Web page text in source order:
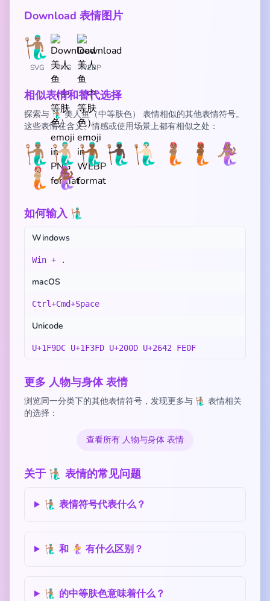
Download 表情图片
SVG PNG WEBP
相似表情和替代选择
探索与 🧜🏽‍♂️ 美人鱼（中等肤色） 表情相似的其他表情符号。
这些表情在含义、情感或使用场景上都有相似之处：
🧜🏽‍♂️🧜🏼‍♂️🧜🏾‍♂️🧜🏿‍♂️ 🧜🏻‍♂️ 🧜🏽 🧜🏾 🧜🏽‍♀️
🧜🏼🧜🏾‍♀️
如何输入 🧜🏽‍♂️
Windows
Win + .
macOS
Ctrl+Cmd+Space
Unicode
U+1F9DC U+1F3FD U+200D U+2642 FE0F
更多 人物与身体 表情
浏览同一分类下的其他表情符号，发现更多与 🧜🏽‍♂️ 表情相关
的选择：
查看所有 人物与身体 表情
关于 🧜🏽‍♂️ 表情的常见问题
🧜🏽‍♂️ 表情符号代表什么？
🧜🏽‍♂️ 和 🧜‍♀️ 有什么区别？
🧜🏽‍♂️ 的中等肤色意味着什么？